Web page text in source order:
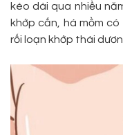
kéo dài qua nhiều
khớp cắn, há mồm
rối loạn khớp thái